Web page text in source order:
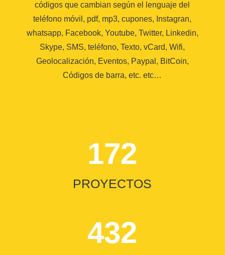
códigos que cambian según el lenguaje del
teléfono móvil, pdf, mp3, cupones, Instagran,
whatsapp, Facebook, Youtube, Twitter, Linkedin,
Skype, SMS, teléfono, Texto, vCard, Wifi,
Geolocalización, Eventos, Paypal, BitCoin,
Códigos de barra, etc. etc…
172
PROYECTOS
432